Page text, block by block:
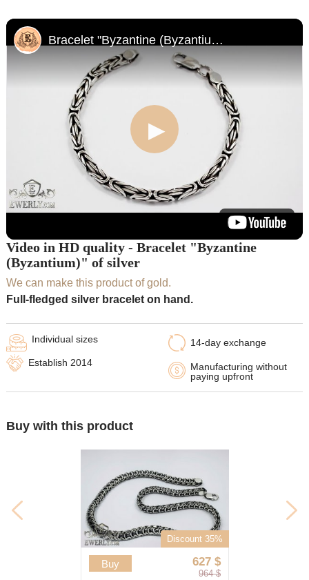
Bracelet "Byzantine (Byzantium)" of silver
Video in HD quality - Bracelet "Byzantine
(Byzantium)" of silver
We can make this product of gold.
Full-fledged silver bracelet on hand.
14-day exchange
Manufacturing without
paying upfront
Individual sizes
Establish 2014
Buy with this product
Discount 35%
627 $
964 $
Buy